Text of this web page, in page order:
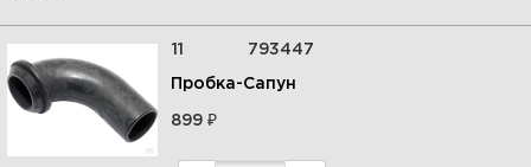
100802-0124-H8
Увеличить
971
11 793447
Пробка-Сапун
899₽